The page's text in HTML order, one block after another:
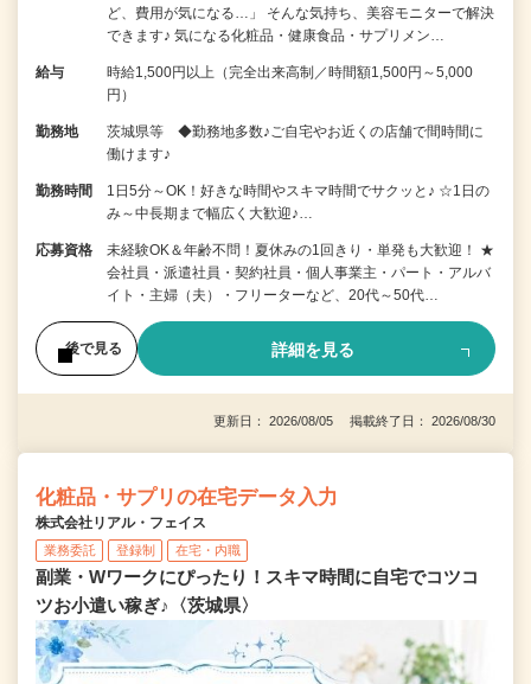
ど、費用が気になる…」 そんな気持ち、美容モニターで解決
できます♪ 気になる化粧品・健康食品・サプリメン…
給与
時給1,500円以上（完全出来高制／時間額1,500円～5,000
円）
勤務地
茨城県等 ◆勤務地多数♪ご自宅やお近くの店舗で間時間に
働けます♪
勤務時間
1日5分～OK！好きな時間やスキマ時間でサクッと♪ ☆1日の
み～中長期まで幅広く大歓迎♪…
応募資格
未経験OK＆年齢不問！夏休みの1回きり・単発も大歓迎！ ★
会社員・派遣社員・契約社員・個人事業主・パート・アルバ
イト・主婦（夫）・フリーターなど、20代～50代…
後で見る 詳細を見る
更新日： 2026/08/05 掲載終了日： 2026/08/30
化粧品・サプリの在宅データ入力
株式会社リアル・フェイス
業務委託 登録制 在宅・内職
副業・Wワークにぴったり！スキマ時間に自宅でコツコ
ツお小遣い稼ぎ♪〈茨城県〉